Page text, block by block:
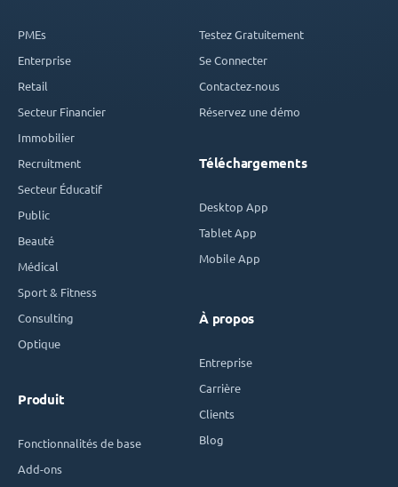
PMEs
Enterprise
Retail
Secteur Financier
Immobilier
Recruitment
Secteur Éducatif
Public
Beauté
Médical
Sport & Fitness
Consulting
Optique
Produit
Fonctionnalités de base
Add-ons
Testez Gratuitement
Se Connecter
Contactez-nous
Réservez une démo
Téléchargements
Desktop App
Tablet App
Mobile App
À propos
Entreprise
Carrière
Clients
Blog